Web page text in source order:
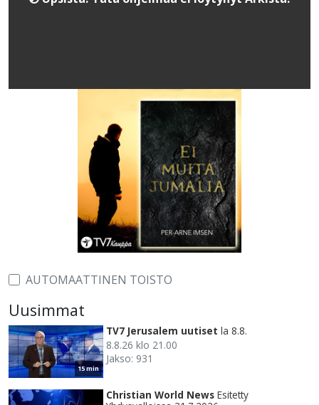
AUTOMAATTINEN TOISTO
Uusimmat
15 min
TV7 Jerusalem uutiset la 8.8.
8.8.26 klo 21.00
Jakso: 931
Christian World News Esitetty